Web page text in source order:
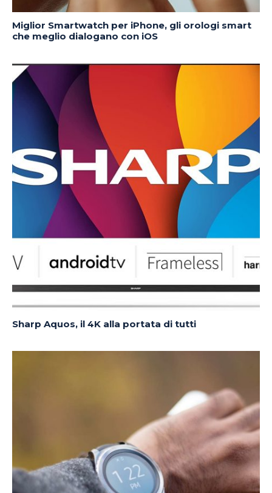
Miglior Smartwatch per iPhone, gli orologi smart
che meglio dialogano con iOS
Sharp Aquos, il 4K alla portata di tutti